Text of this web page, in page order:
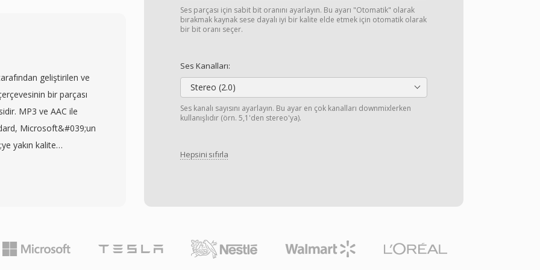
Ses parçası için sabit bit oranını ayarlayın. Bu ayarı "Otomatik" olarak
bırakmak kaynak sese dayalı iyi bir kalite elde etmek için otomatik olarak
bir bit oranı seçer.
Ses Kanalları:
Stereo (2.0)
Ses kanalı sayısını ayarlayın. Bu ayar en çok kanalları downmixlerken
kullanışlıdır (örn. 5,1'den stereo'ya).
Hepsini sıfırla
için klipleri
korumak
arama için rastgele
sensörünün
iş akışları için kaynak
etkili bir denge
optimize
geliştirilen ve
bir parçası
MP3 ve AAC ile
Microsoft&#039;un
yakın kalite
— MP3&#039;ün
şekilde
ve Zune